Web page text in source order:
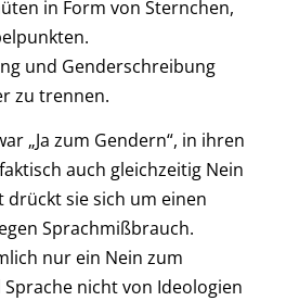
in Form von Sternchen,
und Genderschreibung
zu trennen.
„Ja zum Gendern“, in ihren
auch gleichzeitig Nein
drückt sie sich um einen
Sprachmißbrauch.
nur ein Nein zum
nicht von Ideologien